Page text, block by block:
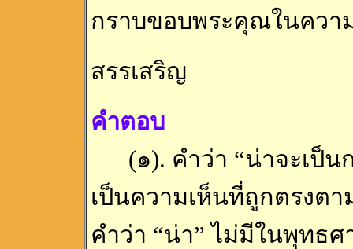
กราบขอบพระคุณในควา
สรรเสริญ
คำตอบ
(๑). คำว่า “น่าจะเป็น
เป็นความเห็นที่ถูกตรงต
คำว่า “น่า” ไม่มีในพุทธ